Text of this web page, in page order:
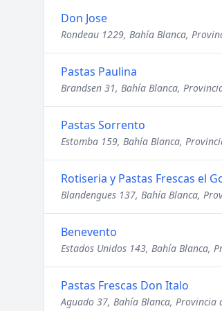
Don Jose
Rondeau 1229, Bahía Blanca,
Pastas Paulina
Brandsen 31, Bahía Blanca,
Pastas Sorrento
Estomba 159, Bahía Blanca,
Rotiseria y Pastas Frescas el
Blandengues 137, Bahía Blanca,
Benevento
Estados Unidos 143, Bahía Blanca,
Pastas Frescas Don Italo
Aguado 37, Bahía Blanca, Provincia